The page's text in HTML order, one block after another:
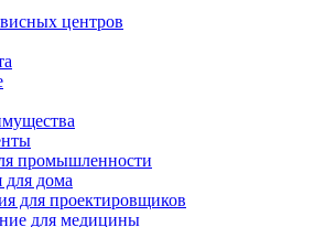
центров
промышленности
дома
для проектировщиков
для медицины